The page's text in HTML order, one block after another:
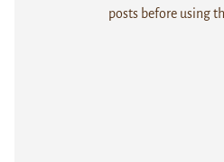
posts before using